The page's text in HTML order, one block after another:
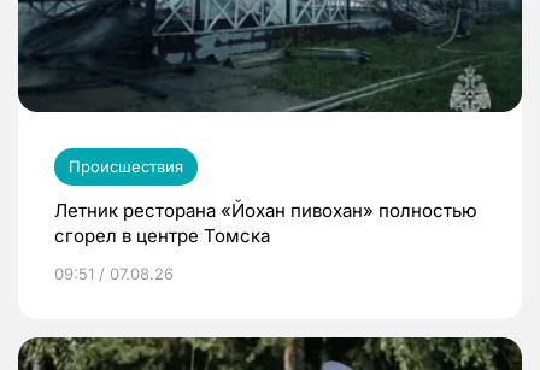
Происшествия
Летник ресторана «Йохан пивохан» полностью
сгорел в центре Томска
09:51 / 07.08.26